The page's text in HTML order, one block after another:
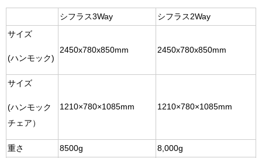
シフラス3Way
シフラス2Way
サイズ
(ハンモック)
2450x780x850mm 2450x780x850mm
サイズ
(ハンモック
チェア）
1210×780×1085mm 1210×780×1085mm
重さ 8500g
8,000g